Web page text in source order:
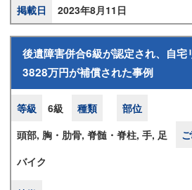
掲載日
2023年8月11日
後遺障害併合6級が認定され、自宅
3828万円が補償された事例
等級 6級 種類
部位
頭部, 胸・肋骨, 脊髄・脊柱, 手, 足
バイク